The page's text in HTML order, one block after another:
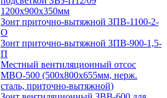
1200х900х350мм
Зонт приточно-вытяжной ЗПВ-1100-2-
О
Зонт приточно-вытяжной ЗПВ-900-1,5-
П
Местный вентиляционный отсос
МВО-500 (500х800х655мм, нерж.
сталь, приточно-вытяжной)